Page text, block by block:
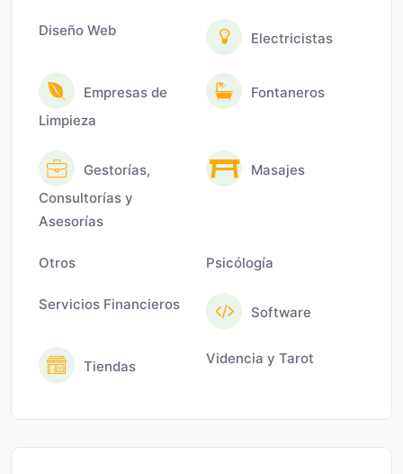
Diseño Web Electricistas
Empresas de
Limpieza
Fontaneros
Gestorías,
Consultorías y
Asesorías
Masajes
Otros Psicólogía
Servicios Financieros Software
Tiendas Videncia y Tarot